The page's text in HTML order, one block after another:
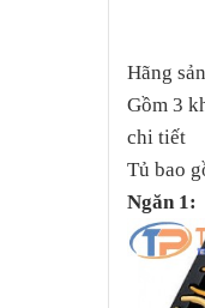
Hãng
Gồm 3
chi tiết
Tủ bao
Ngăn 1: